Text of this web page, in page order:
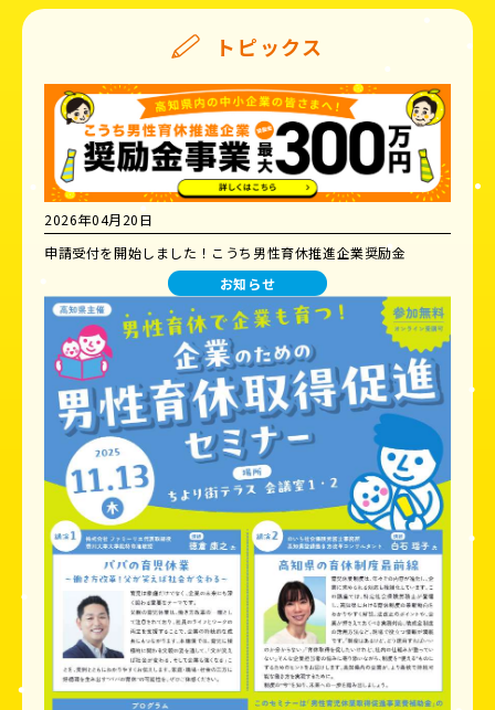
トピックス
2026年04月20日
申請受付を開始しました！こうち男性育休推進企業奨励金
お知らせ